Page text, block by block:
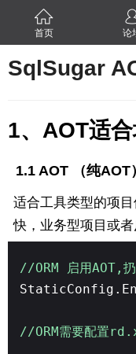
首页 论
SqlSugar
1、AOT适
1.1 AOT （纯AOT）
适合工具类型的项
快，业务型项目或
//ORM 启用AOT,扔
//ORM需要配置